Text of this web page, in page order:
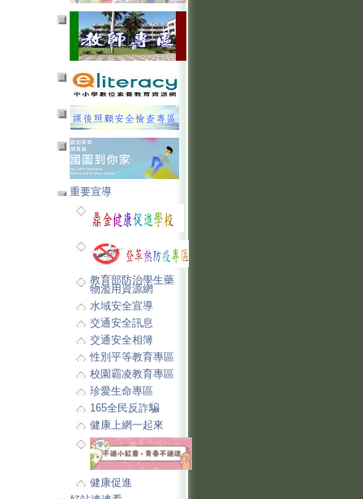
重要宣導
教育部防治學生藥
物濫用資源網
水域安全宣導
交通安全訊息
交通安全相簿
性別平等教育專區
校園霸凌教育專區
珍愛生命專區
165全民反詐騙
健康上網一起來
健康促進